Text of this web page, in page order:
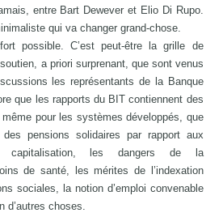
entre Bart Dewever et Elio Di Rupo.
qui va changer grand-chose.
possible. C’est peut-être la grille de
a priori surprenant, que sont venus
les représentants de la Banque
que les rapports du BIT contiennent des
pour les systèmes développés, que
pensions solidaires par rapport aux
capitalisation, les dangers de la
de santé, les mérites de l’indexation
sociales, la notion d’emploi convenable
d’autres choses.